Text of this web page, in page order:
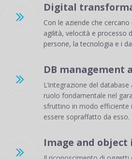

Digital
Con le aziende che
agilità, velocità e processo
persone, la tecnologia e i

DB management
L’integrazione del
ruolo fondamentale nel
sfruttino in modo efficiente
essere sopraffatto da esso.

Image and